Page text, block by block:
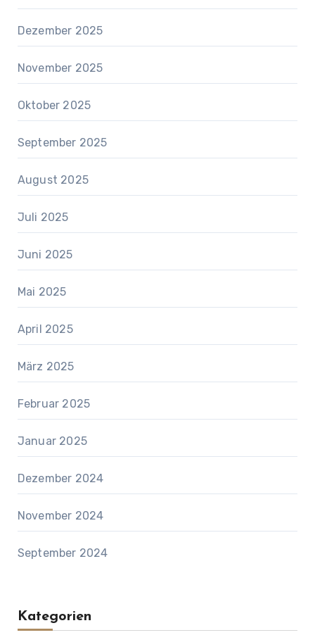
Dezember 2025
November 2025
Oktober 2025
September 2025
August 2025
Juli 2025
Juni 2025
Mai 2025
April 2025
März 2025
Februar 2025
Januar 2025
Dezember 2024
November 2024
September 2024
Kategorien